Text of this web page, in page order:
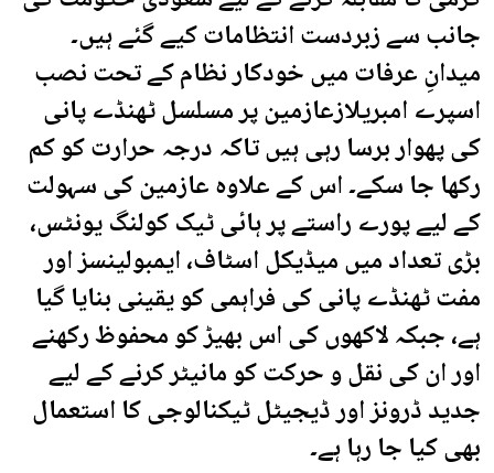
جانب سے زبردست انتظامات کیے گئے ہیں۔
میدانِ عرفات میں خودکار نظام کے تحت نصب
اسپرے امبریلازعازمین پر مسلسل ٹھنڈے پانی
کی پھوار برسا رہی ہیں تاکہ درجہ حرارت کو کم
رکھا جا سکے۔ اس کے علاوہ عازمین کی سہولت
کے لیے پورے راستے پر ہائی ٹیک کولنگ یونٹس،
بڑی تعداد میں میڈیکل اسٹاف، ایمبولینسز اور
مفت ٹھنڈے پانی کی فراہمی کو یقینی بنایا گیا
ہے، جبکہ لاکھوں کی اس بھیڑ کو محفوظ رکھنے
اور ان کی نقل و حرکت کو مانیٹر کرنے کے لیے
جدید ڈرونز اور ڈیجیٹل ٹیکنالوجی کا استعمال
بھی کیا جا رہا ہے۔